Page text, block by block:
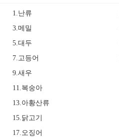
1.난류
3.메밀
5.대두
7.고등어
9.새우
11.복숭아
13.아황산류
15.닭고기
17.오징어